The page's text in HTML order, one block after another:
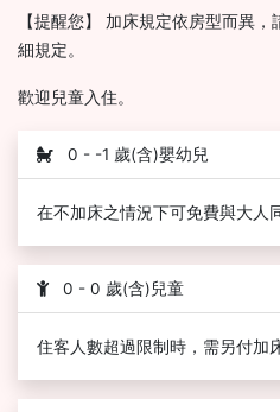
【提醒您】 加床規定依房型而異
細規定。
歡迎兒童入住。
0 - -1 歲(含)嬰幼兒
在不加床之情況下可免費與大人
0 - 0 歲(含)兒童
住客人數超過限制時，需另付加